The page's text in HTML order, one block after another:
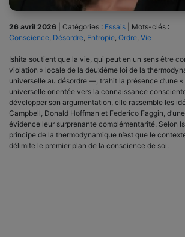
26 avril 2026 Catégories : Essais
Mots-clés :
Conscience, Désordre, Entropie, Ordre, Vie
Ishita soutient que la vie, qui peut en un sens être
violation » locale de la deuxième loi de la
universelle au désordre —, trahit la présence d’une
universelle orientée vers la connaissance
développer son argumentation, elle rassemble les
Campbell, Donald Hoffman et Federico Faggin,
évidence leur surprenante complémentarité. Selon
principe de la thermodynamique n’est que le
délimite le premier plan de la conscience de soi.